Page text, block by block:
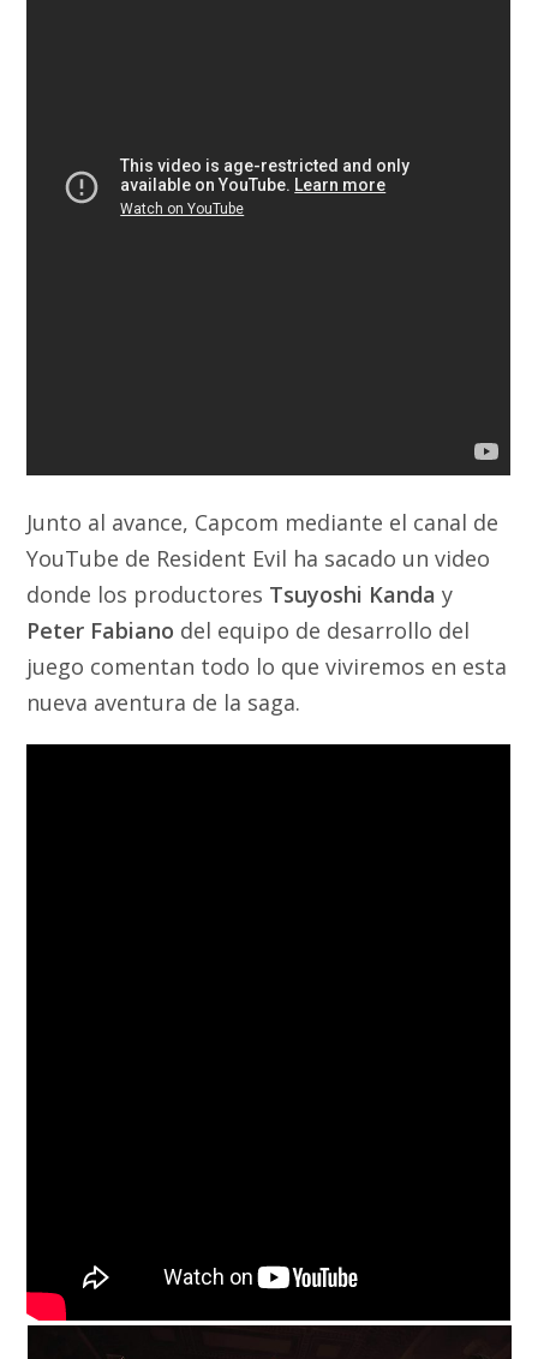
Junto al avance, Capcom mediante el canal de
YouTube de Resident Evil ha sacado un video
donde los productores Tsuyoshi Kanda y
Peter Fabiano del equipo de desarrollo del
juego comentan todo lo que viviremos en esta
nueva aventura de la saga.